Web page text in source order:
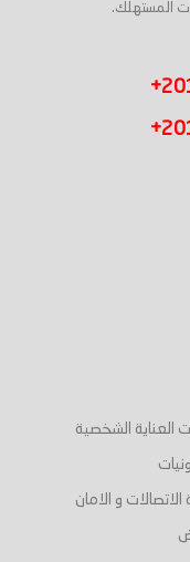
المستهلك.
العناية الشخصية
الاتصالات و الامان